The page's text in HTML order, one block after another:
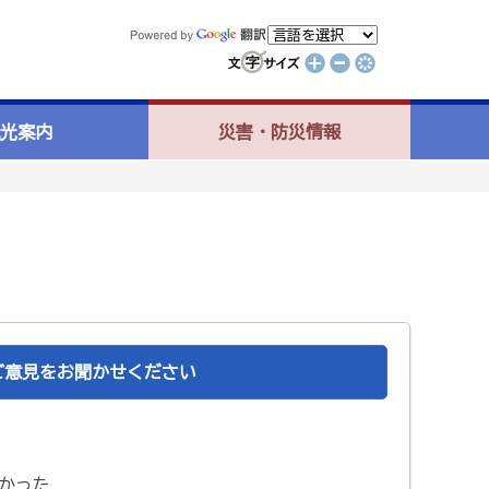
案内 災害・防災情報
見をお聞かせください
った